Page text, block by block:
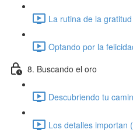
La rutina de la
Optando por la
8. Buscando el oro
Descubriendo tu
Los detalles importan